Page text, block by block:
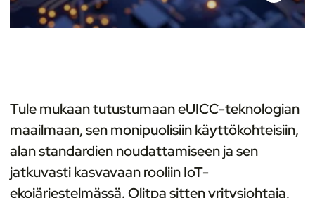
Tule mukaan tutustumaan eUICC-teknologian
maailmaan, sen monipuolisiin käyttökohteisiin,
alan standardien noudattamiseen ja sen
jatkuvasti kasvavaan rooliin IoT-
ekojärjestelmässä. Olitpa sitten yritysjohtaja,